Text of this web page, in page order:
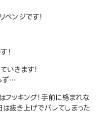
ンジです！
！
いきます！
ず…
ッキング！手前に絡まれな
は抜き上げでバレてしまった